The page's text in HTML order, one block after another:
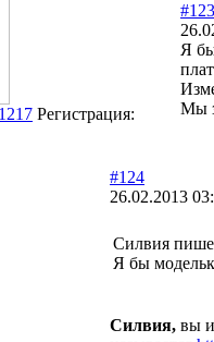
1217 Регистрация:
#123
Я
Мы
#124
26.02.2013
Силвия
Я бы
Силвия, вы